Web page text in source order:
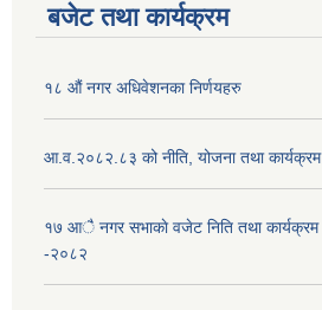
बजेट तथा कार्यक्रम
१८ औं नगर अधिवेशनका निर्णयहरु
आ.व.२०८२.८३ को नीति, योजना तथा कार्यक्रम
१७ आै नगर सभाकाे वजेट निति तथा कार्यक्रम
-२०८२